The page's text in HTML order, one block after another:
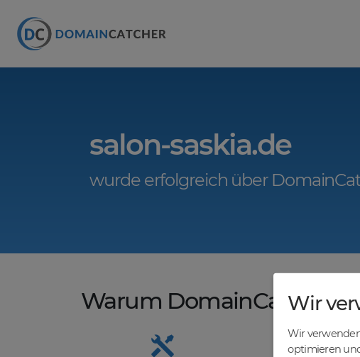
salon-saskia.de
wurde erfolgreich über
Warum Wir
Wir
optimieren